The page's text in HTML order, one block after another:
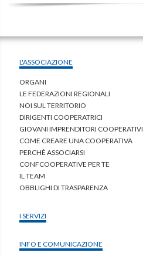
L'ASSOCIAZIONE
ORGANI
LE FEDERAZIONI REGIONALI
NOI SUL TERRITORIO
DIRIGENTI COOPERATRICI
GIOVANI IMPRENDITORI COOPERATIVI
COME CREARE UNA COOPERATIVA
PERCHÈ ASSOCIARSI
CONFCOOPERATIVE PER TE
IL TEAM
OBBLIGHI DI TRASPARENZA
I SERVIZI
INFO E COMUNICAZIONE